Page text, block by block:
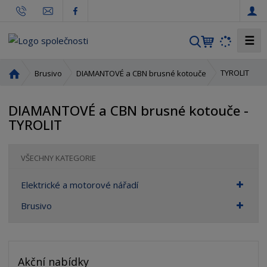
V
h
d
☰
d
n
a
n
Brusivo DIAMANTOVÉ a CBN brusné kotouče TYROLIT
DIAMANTOVÉ a CBN brusné kotouče -
TYROLIT
VŠECHNY KATEGORIE
Elektrické a motorové nářadí
Brusivo
Akční nabídky